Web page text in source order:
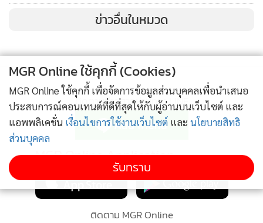
• บริษัท UnaBiz ผู้ออกแบบและให้บริการครบวงจรสำหรับ
ผลิตภัณฑ์ Internet of Things (IoT)
• บริษัท Versogen ผู้พัฒนาเทคโนโลยี Anion Exchange
Membrane (AEM) สำหรับการผลิต Green Hydrogen
• บริษัท Ground Positioning Radar (GPR) ผู้พัฒนาเทคโนโลยี
ระบุตำแหน่งสำหรับรถยนต์ไร้คนขับ
• บริษัท Mineed ผู้พัฒนาเทคโนโลยี Detachable &
Dissolvable Microneedle สำหรับการใช้งานในด้านเครื่องสำอาง
และยา
ข่าวอื่นในหมวด
ติดตามข่าวสารผ่านทาง LINE
MGR Online Application
ติดตาม MGR Online
MGR Online ใช้คุกกี้ (Cookies)
MGR Online ใช้คุกกี้ เพื่อจัดการข้อมูลส่วนบุคคลเพื่อนำเสนอ
ประสบการณ์คอนเทนต์ที่ดีที่สุดให้กับผู้อ่านบนเว็บไซต์ และ
แอพพลิเคชั่น เงื่อนไขการใช้งานเว็บไซต์ และ นโยบายสิทธิ
ส่วนบุคคล
รับทราบ